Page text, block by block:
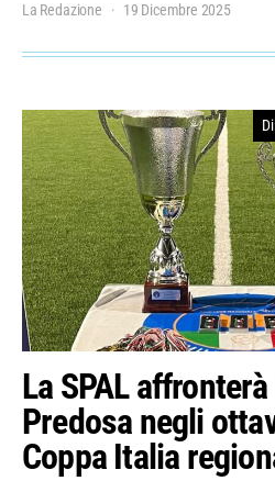
La Redazione 19 Dicembre 2025
La SPAL
Predosa negli
Coppa Italia